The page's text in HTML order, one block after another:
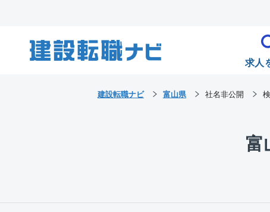
求人
富
建設転職ナビ 富山県 社名非公開